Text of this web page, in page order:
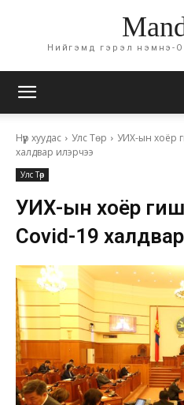
Нийгэмд гэрэл нэмнэ-
Нүүр хуудас Улс Төр
УИХ-ын хоёр
халдвар илэрчээ
Улс Төр
УИХ-ын хоёр
Covid-19